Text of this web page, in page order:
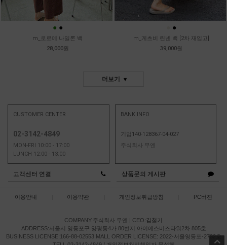
● ●
m_로로에 나일론 백
28,000원
●
m_게츠비 린넨 백 [2차 재입고]
39,000원
더보기
CUSTOMER CENTER
02-3142-4849
MON-FRI 10:00 - 17:00
LUNCH 12:00 - 13:00
BANK INFO
기업140-128367-04-027
주식회사 무엔
고객센터 연결 상품문의 게시판
이용안내 이용약관 개인정보취급방침 PC버젼
COMPANY:주식회사 무엔 | CEO:김철기
ADDRESS:서울시 영등포구 양평동4가 80번지 아이에스비즈타워2차 805호
BUSINESS LICENSE:166-88-02553 MALL ORDER LICENSE: 2022-서울영등포-2732호